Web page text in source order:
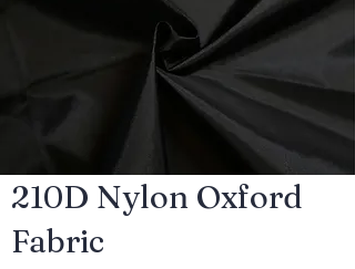
210D Nylon Oxford
Fabric